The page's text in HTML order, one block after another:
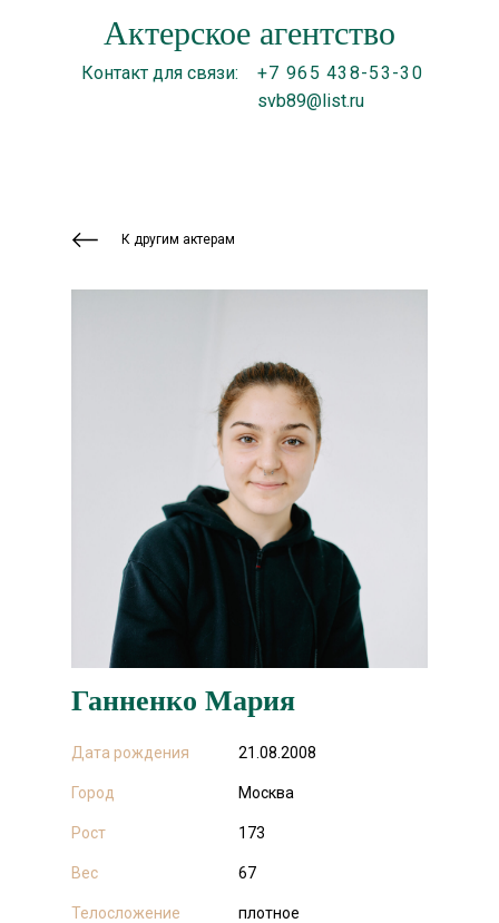
Актерское агентство
Контакт для связи:
+7 965 438-53-30
svb89@list.ru
К другим актерам
Ганненко Мария
Дата рождения
Рост
Город
Вес
Телосложение
21.08.2008
Москва
173
67
плотное